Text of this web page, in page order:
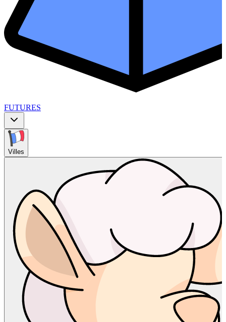
FUTURES
Villes